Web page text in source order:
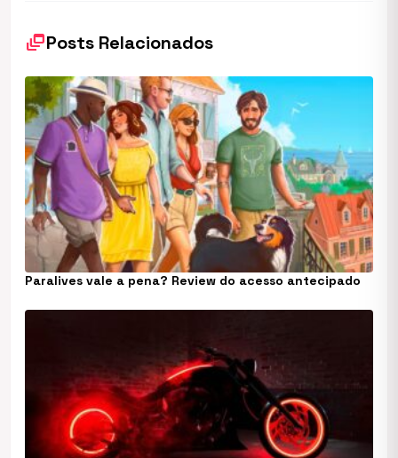
dynamic_feedPosts Relacionados
Paralives vale a pena? Review do acesso antecipado